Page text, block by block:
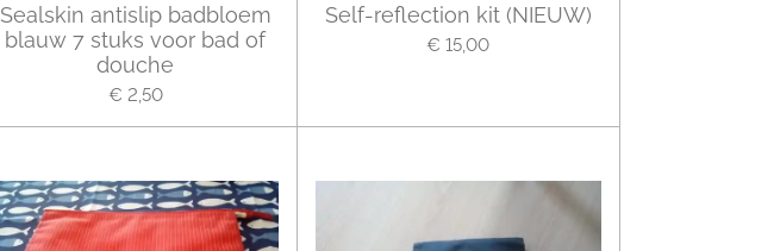
Sealskin antislip badbloem
blauw 7 stuks voor bad of
douche
€ 2,50
Self-reflection kit (NIEUW)
€ 15,00